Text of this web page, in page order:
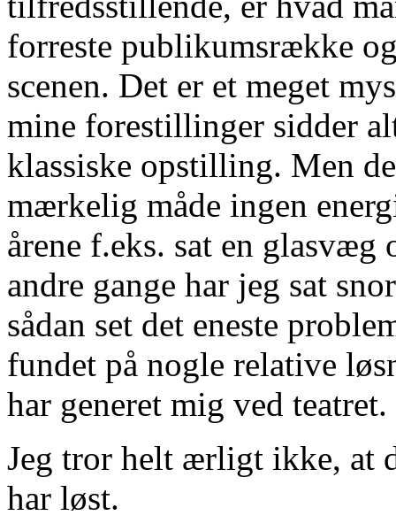
forreste publikumsrække
scenen. Det er et meget
mine forestillinger sidder
klassiske opstilling. Men
mærkelig måde ingen
årene f.eks. sat en
andre gange har jeg sat
sådan set det eneste
fundet på nogle relative
har generet mig ved teatret.
Jeg tror helt ærligt ikke, at
har løst.